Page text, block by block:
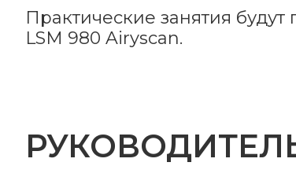
Практические занятия
LSM 980 Airyscan.